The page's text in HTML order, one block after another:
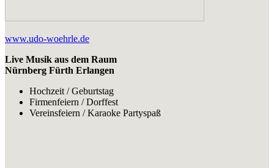
www.udo-woehrle.de
Live Musik aus dem Raum
Nürnberg Fürth Erlangen
Hochzeit / Geburtstag
Firmenfeiern / Dorffest
Vereinsfeiern / Karaoke Partyspaß